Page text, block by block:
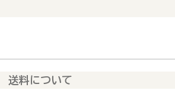
送料について